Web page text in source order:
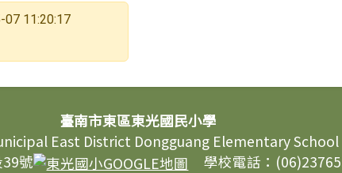
07 11:20:17
臺南市東區東光國民小學
East District Dongguang Elementary School
號
學校電話：